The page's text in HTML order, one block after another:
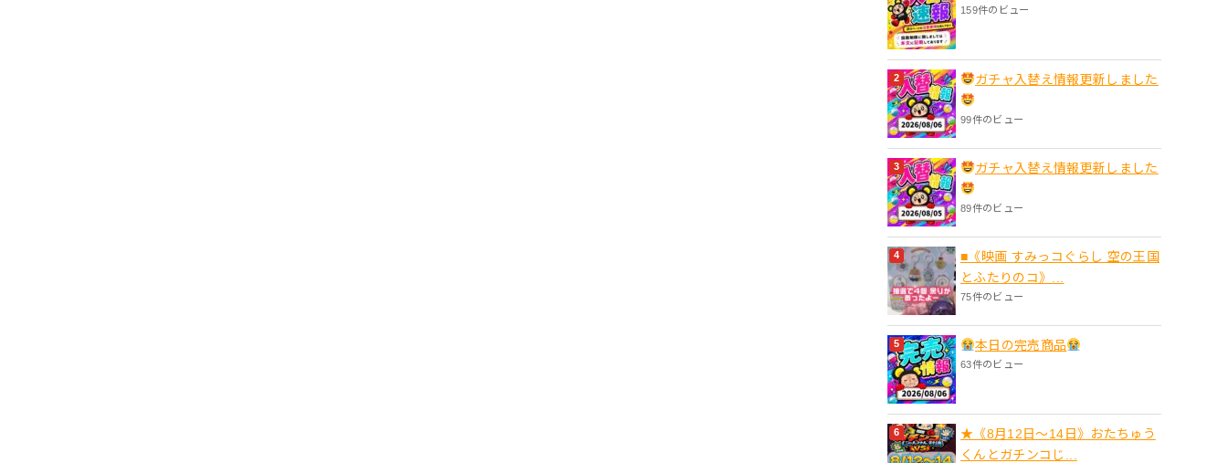
159件のビュー
ガチャ入替え情報更新しました
99件のビュー
ガチャ入替え情報更新しました
89件のビュー
■《映画 すみっコぐらし 空の王国
とふたりのコ》...
75件のビュー
本日の完売商品
63件のビュー
★《8月12日～14日》おたちゅう
くんとガチンコじ...